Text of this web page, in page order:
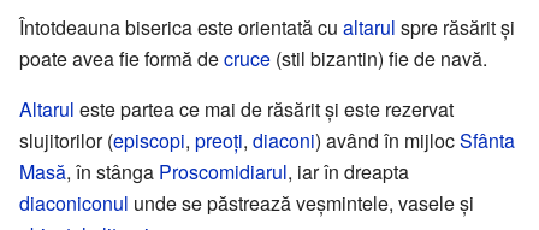
Întotdeauna biserica este orientată cu altarul spre răsărit și
poate avea fie formă decruce (stil bizantin) fie de navă.
Altarul este partea ce mai de răsărit și este rezervat
slujitorilor (episcopi, preoți, diaconi) având în mijlocSfânta
Masă, în stânga Proscomidiarul, iar în dreapta
diaconiconul unde se păstrează veșmintele, vasele și